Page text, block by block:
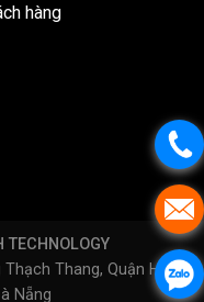
hàng
TECHNOLOGY
Thang, Quận Hải
Nẵng